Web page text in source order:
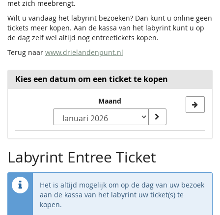
met zich meebrengt.
Wilt u vandaag het labyrint bezoeken? Dan kunt u online geen
tickets meer kopen. Aan de kassa van het labyrint kunt u op
de dag zelf wel altijd nog entreetickets kopen.
Terug naar www.drielandenpunt.nl
Kies een datum om een ticket te kopen
maand
om
tonen
Maand
Labyrint Entree Ticket
Het is altijd mogelijk om op de dag van uw bezoek
aan de kassa van het labyrint uw ticket(s) te
kopen.